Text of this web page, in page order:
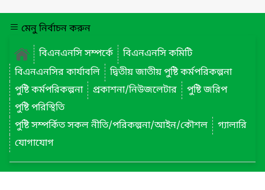
মেনু নির্বাচন করুন
বিএনএনসি সম্পর্কে
বিএনএনসি কমিটি
বিএনএনসির কার্যাবলি
দ্বিতীয় জাতীয় পুষ্টি কর্মপরিকল্পনা
পুষ্টি কর্মপরিকল্পনা
প্রকাশনা/নিউজলেটার
পুষ্টি জরিপ
পুষ্টি পরিস্থিতি
পুষ্টি সম্পর্কিত সকল নীতি/পরিকল্পনা/আইন/কৌশল
গ্যালারি
যোগাযোগ